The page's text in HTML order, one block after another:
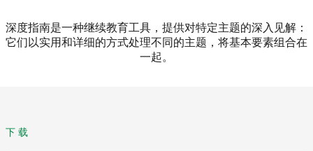
深度指南是一种继续教育工具，提供对特定主题的深入见解：
它们以实用和详细的方式处理不同的主题，将基本要素组合在
一起。
下载